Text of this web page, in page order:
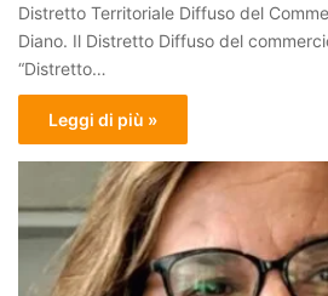
Distretto Territoriale Diffuso del
Diano. Il Distretto Diffuso del
“Distretto…
Leggi di più »